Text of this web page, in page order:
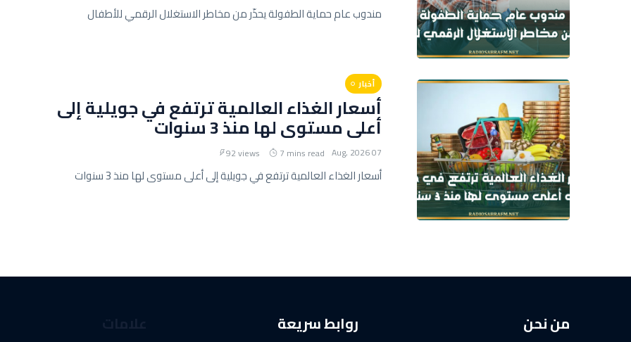
مندوب عام حماية الطفولة يحذّر من مخاطر الاستغلال الرقمي للأطفال
أخبار
أسعار الغذاء العالمية ترتفع في جويلية إلى
أعلى مستوى لها منذ 3 سنوات
07 Aug, 2026
7 mins read
92 views
أسعار الغذاء العالمية ترتفع في جويلية إلى أعلى مستوى لها منذ 3 سنوات
من نحن روابط سريعة